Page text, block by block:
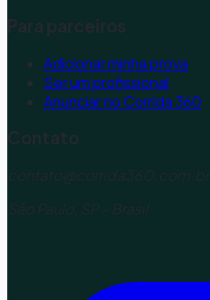
Para parceiros
Adicionar minha prova
Ser um profissional
Anunciar no Corrida 360
Contato
contato@corrida360.com.br
São Paulo, SP - Brasil